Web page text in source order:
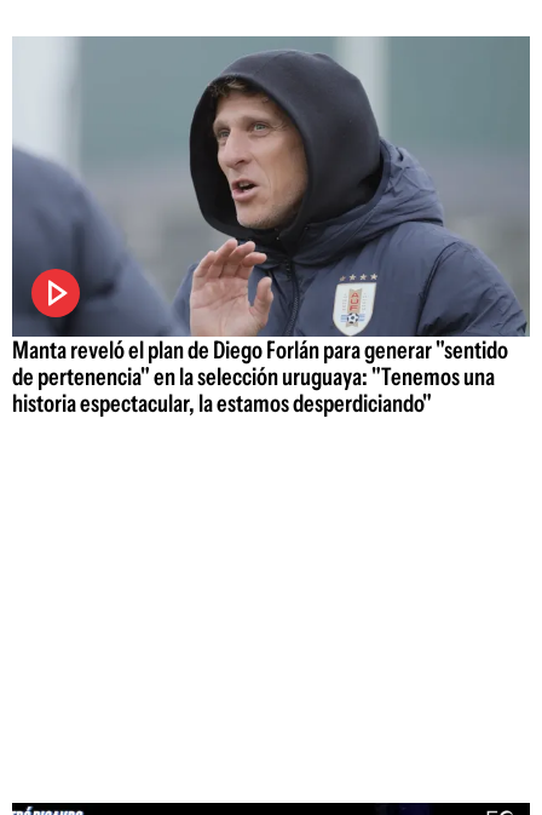
Manta reveló el plan de Diego Forlán para generar "sentido
de pertenencia" en la selección uruguaya: "Tenemos una
historia espectacular, la estamos desperdiciando"